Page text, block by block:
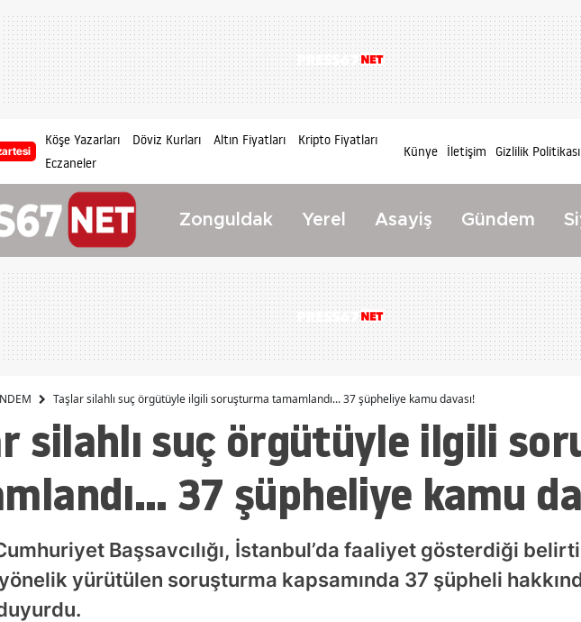
Köşe Yazarları Döviz Kurları Altın Fiyatları
Kripto Fiyatları
Eczaneler
Künye İletişim Gizlilik Politikası
Zonguldak Yerel Asayiş Gündem
Taşlar silahlı suç örgütüyle ilgili soruşturma tamamlandı... 37 şüpheliye kamu davası!
silahlı suç örgütüyle ilgili
37 şüpheliye kamu
Başsavcılığı, İstanbul’da faaliyet gösterdiği
yürütülen soruşturma kapsamında 37 şüpheli
duyurdu.